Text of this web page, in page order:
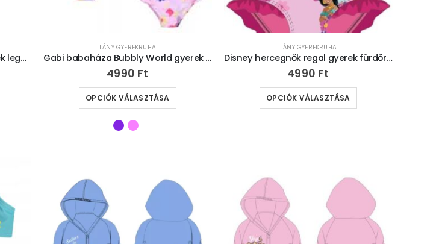
Disney Jégvarázs Flowers gyerek leggings 4 – 9 év / 104 – 128 cm
LÁNY GYEREKRUHA
Gabi babaháza Bubbly World gyerek fürdőruha, bikini 3-8 év
4990 Ft
OPCIÓK VÁLASZTÁSA
LÁNY GYEREKRUHA
Disney hercegnők regal gyerek fürdőruha, bikini – 3-8 év
4990 Ft
OPCIÓK VÁLASZTÁSA